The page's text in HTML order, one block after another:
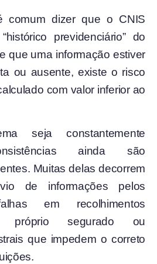
comum dizer que o CNIS
previdenciário” do
que uma informação estiver
ou ausente, existe o risco
com valor inferior ao
seja constantemente
ainda são
Muitas delas decorrem
de informações pelos
em recolhimentos
próprio segurado ou
que impedem o correto